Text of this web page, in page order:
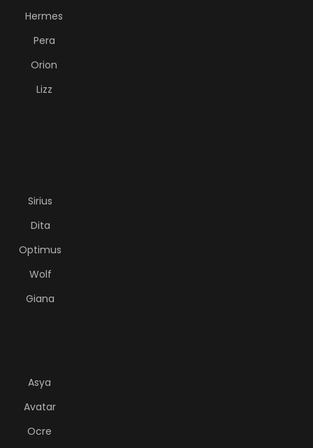
Hermes
Pera
Orion
Lizz
Sirius
Dita
Optimus
Wolf
Giana
Asya
Avatar
Ocre